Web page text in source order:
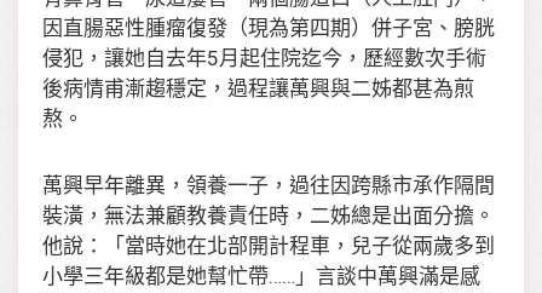
因直腸惡性腫瘤復發（現為第四期）併子宮、膀胱
侵犯，讓她自去年5月起住院迄今，歷經數次手術
後病情甫漸趨穩定，過程讓萬興與二姊都甚為煎
熬。
萬興早年離異，領養一子，過往因跨縣市承作隔間
裝潢，無法兼顧教養責任時，二姊總是出面分擔。
他說：「當時她在北部開計程車，兒子從兩歲多到
小學三年級都是她幫忙帶……」言談中萬興滿是感